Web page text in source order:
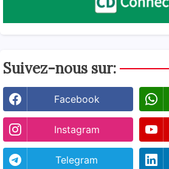
Suivez-nous sur:
Facebook
Instagram
Telegram